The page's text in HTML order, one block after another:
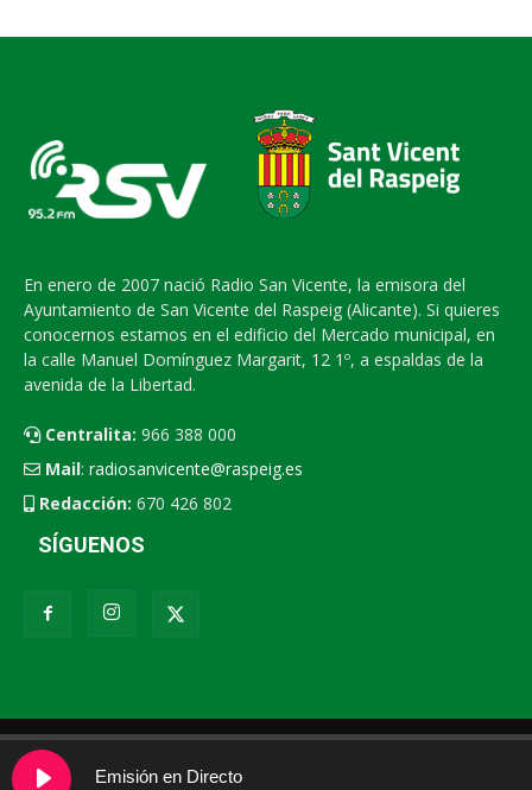
En enero de 2007 nació Radio San Vicente, la emisora del
Ayuntamiento de San Vicente del Raspeig (Alicante). Si quieres
conocernos estamos en el edificio del Mercado municipal, en
la calle Manuel Domínguez Margarit, 12 1º, a espaldas de la
avenida de la Libertad.
Centralita: 966 388 000
Mail: radiosanvicente@raspeig.es
Redacción: 670 426 802
SÍGUENOS
Radio San Vicente Contacto XEMV
Emisión en Directo